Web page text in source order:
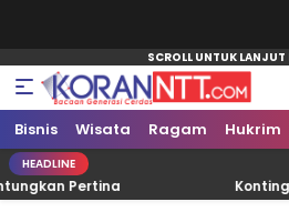
Koran NTT
Bacaan Generasi Cerdas
Bisnis Wisata Ragam Hukrim
HEADLINE
Kontingen Pramuka